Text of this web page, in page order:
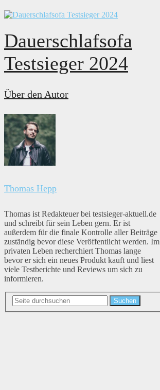
Dauerschlafsofa
Testsieger 2024
Über den Autor
Thomas Hepp
Thomas ist Redakteuer bei testsieger-aktuell.de
und schreibt für sein Leben gern. Er ist
außerdem für die finale Kontrolle aller Beiträge
zuständig bevor diese Veröffentlicht werden. Im
privaten Leben recherchiert Thomas lange
bevor er sich ein neues Produkt kauft und liest
viele Testberichte und Reviews um sich zu
informieren.
Suchen